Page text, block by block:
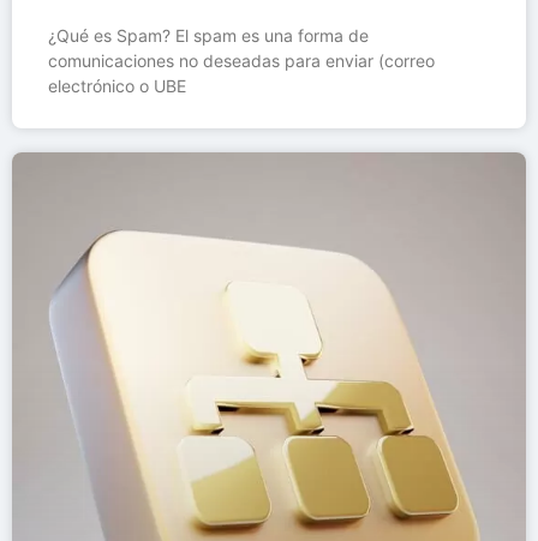
¿Qué es Spam? El spam es una forma de
comunicaciones no deseadas para enviar (correo
electrónico o UBE